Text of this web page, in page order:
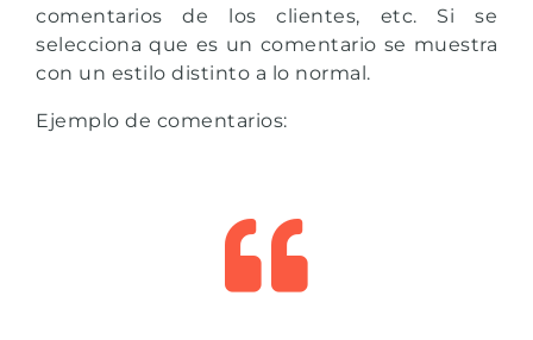
comentarios de los clientes, etc. Si se
selecciona que es un comentario se muestra
con un estilo distinto a lo normal.
Ejemplo de comentarios: